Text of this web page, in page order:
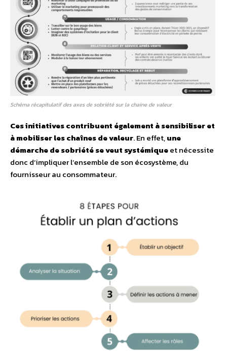
Schéma récapitulatif des axes de sobriété sur la chaine de valeur
Ces initiatives contribuent également à sensibiliser et
à mobiliser les chaînes de valeur. En effet,une
démarche de sobriété se veut systémiqueet nécessite
donc d’impliquer l’ensemble de son écosystème, du
fournisseur au consommateur.